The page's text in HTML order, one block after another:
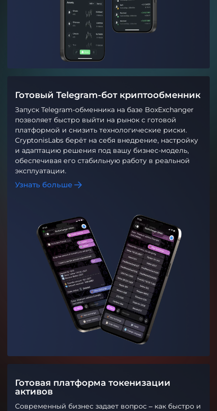
Готовый Telegram-бот криптообменник
Запуск Telegram-обменника на базе BoxExchanger
позволяет быстро выйти на рынок с готовой
платформой и снизить технологические риски.
CryptonisLabs берёт на себя внедрение, настройку
и адаптацию решения под вашу бизнес-модель,
обеспечивая его стабильную работу в реальной
эксплуатации.
Узнать больше
Готовая платформа токенизации
активов
Современный бизнес задает вопрос – как быстро и